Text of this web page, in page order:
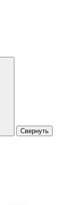
Свернуть